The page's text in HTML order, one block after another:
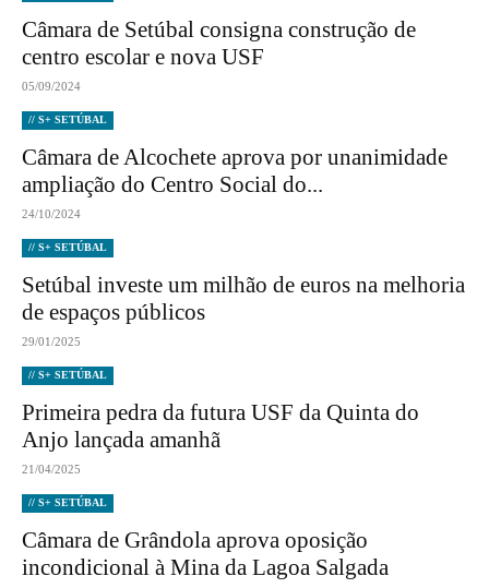
Câmara de Setúbal consigna construção de
centro escolar e nova USF
05/09/2024
// S+ SETÚBAL
Câmara de Alcochete aprova por unanimidade
ampliação do Centro Social do...
24/10/2024
// S+ SETÚBAL
Setúbal investe um milhão de euros na melhoria
de espaços públicos
29/01/2025
// S+ SETÚBAL
Primeira pedra da futura USF da Quinta do
Anjo lançada amanhã
21/04/2025
// S+ SETÚBAL
Câmara de Grândola aprova oposição
incondicional à Mina da Lagoa Salgada